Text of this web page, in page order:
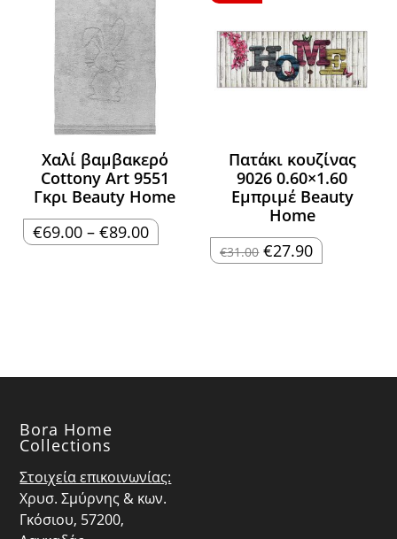
Χαλί βαμβακερό
Cottony Art 9551
Γκρι Beauty Home
€69.00 – €89.00Price
range:
Πατάκι κουζίνας
9026 0.60×1.60
Εμπριμέ Beauty
Home
€31.00 Original
price
€27.90Η
τρέχουσα
Bora Home
Collections
Στοιχεία επικοινωνίας:
Χρυσ. Σμύρνης & κων.
Γκόσιου, 57200,